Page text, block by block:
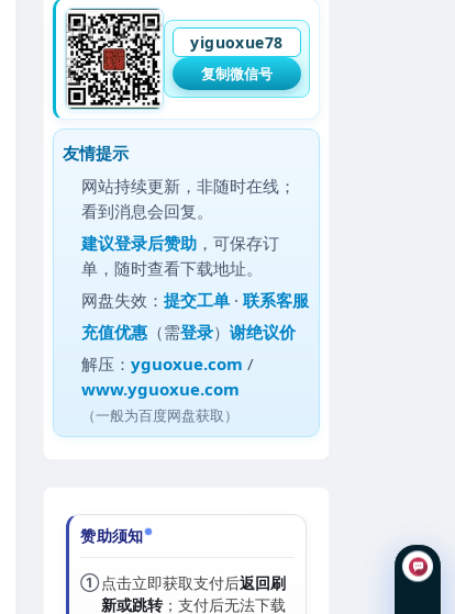
yiguoxue78
复制微信号
友情提示
网站持续更新，非随时在线；
看到消息会回复。
建议登录后赞助 ，可保存订
单，随时查看下载地址。
网盘失效：提交工单 ·联系客服
充值优惠 （需登录）谢绝议价
解压：yguoxue.com /
www.yguoxue.com
（一般为百度网盘获取）
赞助须知
①点击立即获取支付后返回刷
新或跳转；支付后无法下载